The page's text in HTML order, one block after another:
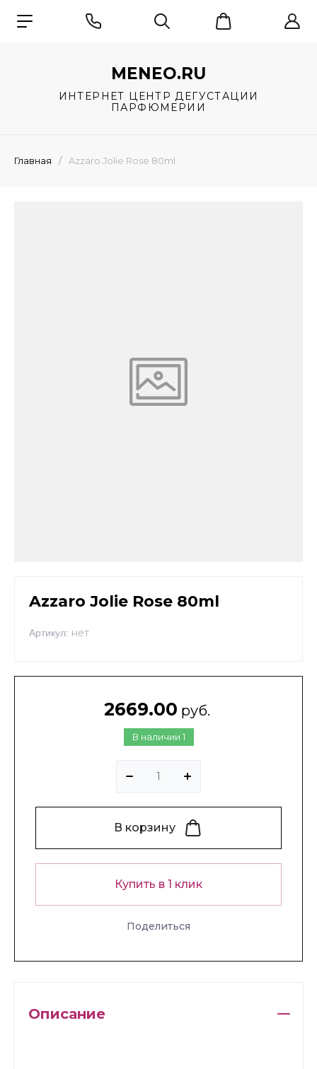
MENEO.RU
ИНТЕРНЕТ ЦЕНТР ДЕГУСТАЦИИ
ПАРФЮМЕРИИ
Главная / Azzaro Jolie Rose 80ml
Azzaro Jolie Rose 80ml
Артикул: нет
В наличии 1
2669.00 руб.
В корзину
Купить в 1 клик
Поделиться
Описание